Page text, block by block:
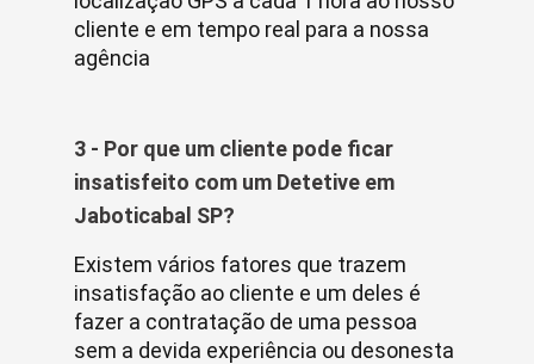
cliente e em tempo real para a nossa
agência
3 - Por que um cliente pode ficar
insatisfeito com um Detetive em
Jaboticabal SP?
Existem vários fatores que trazem
insatisfação ao cliente e um deles é
fazer a contratação de uma pessoa
sem a devida experiência ou desonesta